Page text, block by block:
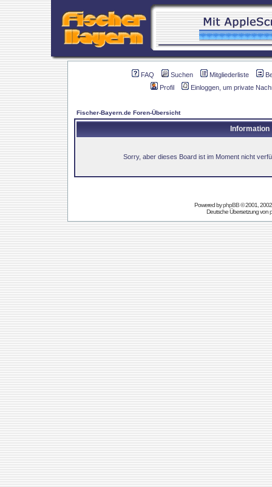
FAQ Suchen Mitgliederliste
Profil
Einloggen, um private
Fischer-Bayern.de Foren-Übersicht
Information
Sorry, aber dieses Board ist im Moment nicht
Powered byphpBB© 2001,
Deutsche Übersetzung von